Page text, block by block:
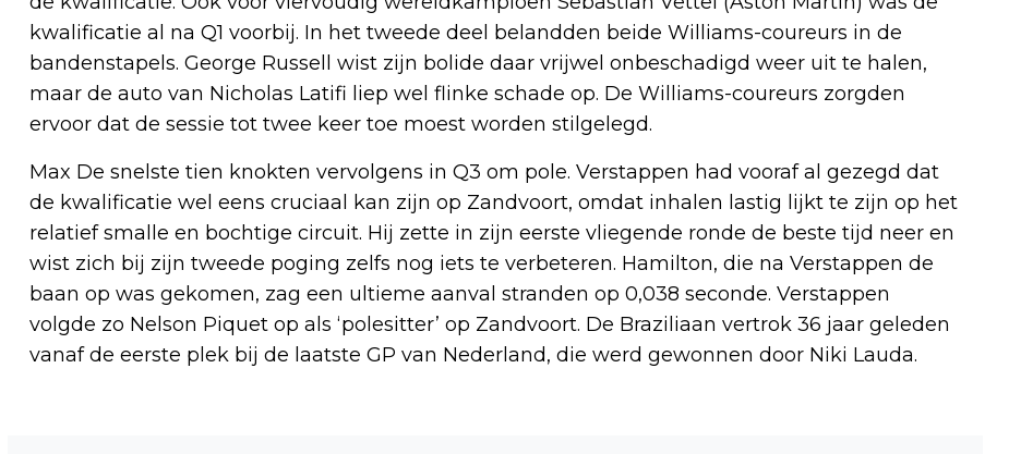
kwalificatie al na Q1 voorbij. In het tweede deel belandden beide Williams-coureurs in de
bandenstapels. George Russell wist zijn bolide daar vrijwel onbeschadigd weer uit te halen,
maar de auto van Nicholas Latifi liep wel flinke schade op. De Williams-coureurs zorgden
ervoor dat de sessie tot twee keer toe moest worden stilgelegd.
Max De snelste tien knokten vervolgens in Q3 om pole. Verstappen had vooraf al gezegd dat
de kwalificatie wel eens cruciaal kan zijn op Zandvoort, omdat inhalen lastig lijkt te zijn op het
relatief smalle en bochtige circuit. Hij zette in zijn eerste vliegende ronde de beste tijd neer en
wist zich bij zijn tweede poging zelfs nog iets te verbeteren. Hamilton, die na Verstappen de
baan op was gekomen, zag een ultieme aanval stranden op 0,038 seconde. Verstappen
volgde zo Nelson Piquet op als ‘polesitter’ op Zandvoort. De Braziliaan vertrok 36 jaar geleden
vanaf de eerste plek bij de laatste GP van Nederland, die werd gewonnen door Niki Lauda.